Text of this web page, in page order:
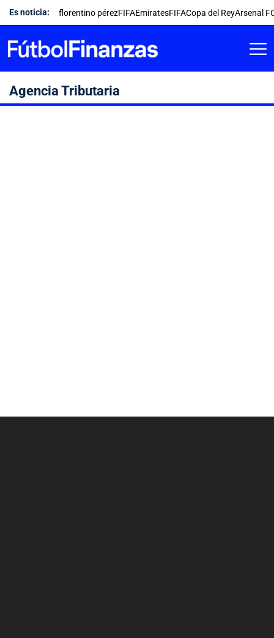
Saltar
al
contenido
Es noticia: florentino pérezFIFAEmiratesFIFACopa del ReyArsenal
Agencia Tributaria